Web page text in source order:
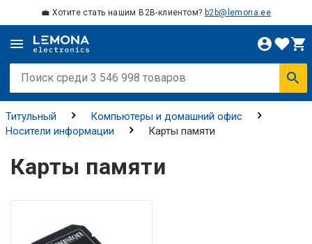
💼 Хотите стать нашим B2B-клиентом? b2b@lemona.ee
Титульный
Компьютеры и домашний офис
Носители информации
Карты памяти
Карты памяти